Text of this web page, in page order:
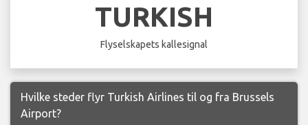
TURKISH
Flyselskapets kallesignal
Hvilke steder flyr Turkish Airlines til og fra Brussels
Airport?